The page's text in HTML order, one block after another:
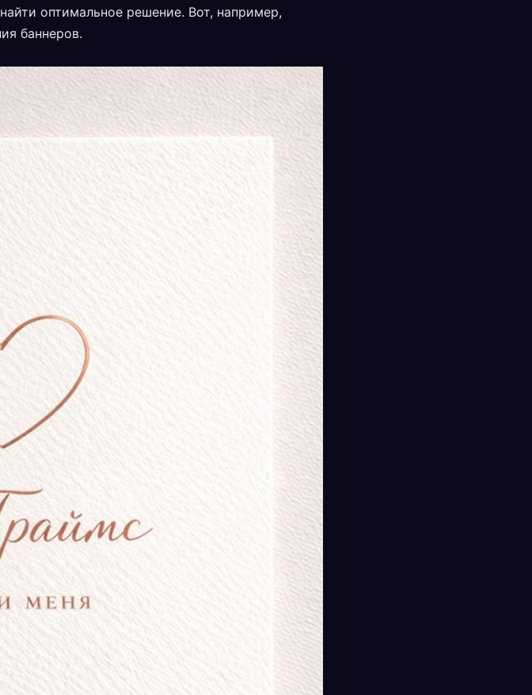
оптимальное решение. Вот, например,
баннеров.